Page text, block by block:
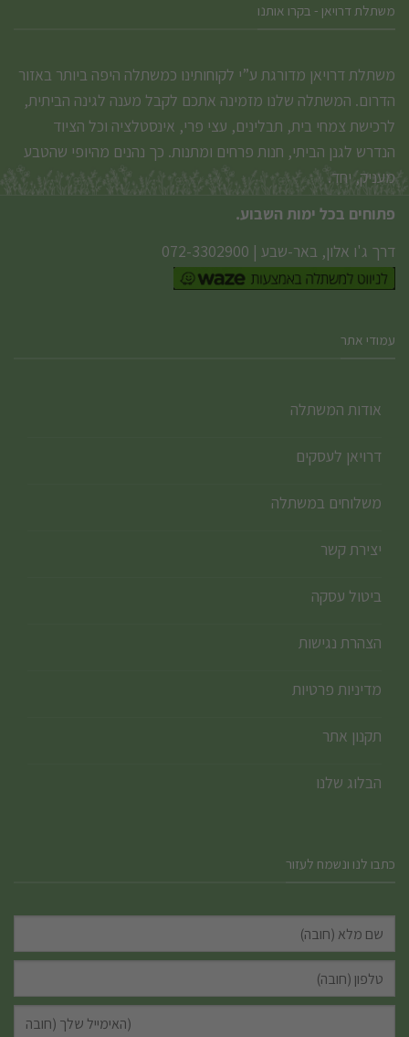
משתלת דרויאן - בקרו אותנו
משתלת דרויאן מדורגת ע”י לקוחותינו כמשתלה היפה ביותר באזור
הדרום. המשתלה שלנו מזמינה אתכם לקבל מענה לגינה הביתית,
לרכישת צמחי בית, תבלינים, עצי פרי, אינסטלציה וכל הציוד
הנדרש לגנן הביתי, חנות פרחים ומתנות. כך נהנים מהיופי שהטבע
מעניק, יחד.
פתוחים בכל ימות השבוע.
דרך ג'ו אלון, באר-שבע |
072-3302900
עמודי אתר
אודות המשתלה
דרויאן לעסקים
משלוחים במשתלה
יצירת קשר
ביטול עסקה
הצהרת נגישות
מדיניות פרטיות
תקנון אתר
הבלוג שלנו
כתבו לנו ונשמח לעזור